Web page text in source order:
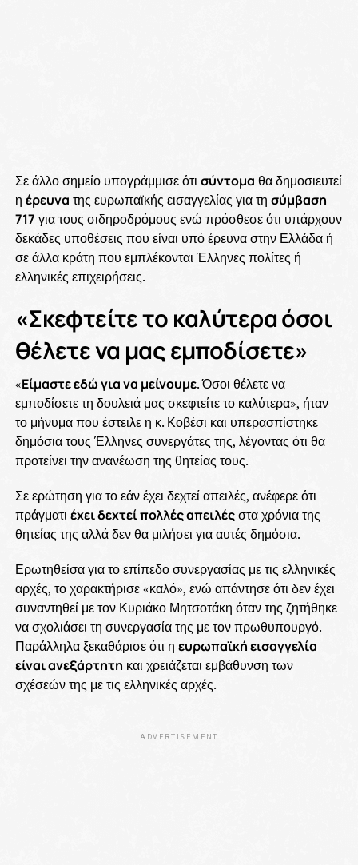
Σε άλλο σημείο υπογράμμισε ότι σύντομα θα δημοσιευτεί
η έρευνα της ευρωπαϊκής εισαγγελίας για τη σύμβαση
717 για τους σιδηροδρόμους ενώ πρόσθεσε ότι υπάρχουν
δεκάδες υποθέσεις που είναι υπό έρευνα στην Ελλάδα ή
σε άλλα κράτη που εμπλέκονται Έλληνες πολίτες ή
ελληνικές επιχειρήσεις.
«Σκεφτείτε το καλύτερα όσοι
θέλετε να μας εμποδίσετε»
«Είμαστε εδώ για να μείνουμε. Όσοι θέλετε να
εμποδίσετε τη δουλειά μας σκεφτείτε το καλύτερα», ήταν
το μήνυμα που έστειλε η κ. Κοβέσι και υπερασπίστηκε
δημόσια τους Έλληνες συνεργάτες της, λέγοντας ότι θα
προτείνει την ανανέωση της θητείας τους.
Σε ερώτηση για το εάν έχει δεχτεί απειλές, ανέφερε ότι
πράγματι έχει δεχτεί πολλές απειλέςστα χρόνια της
θητείας της αλλά δεν θα μιλήσει για αυτές δημόσια.
Ερωτηθείσα για το επίπεδο συνεργασίας με τις ελληνικές
αρχές, το χαρακτήρισε «καλό», ενώ απάντησε ότι δεν έχει
συναντηθεί με τον Κυριάκο Μητσοτάκη όταν της ζητήθηκε
να σχολιάσει τη συνεργασία της με τον πρωθυπουργό.
Παράλληλα ξεκαθάρισε ότι η ευρωπαϊκή εισαγγελία
είναι ανεξάρτητη και χρειάζεται εμβάθυνση των
σχέσεών της με τις ελληνικές αρχές.
ADVERTISEMENT